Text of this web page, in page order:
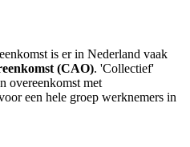
is er in Nederland vaak
(CAO). 'Collectief'
overeenkomst met
een hele groep werknemers in